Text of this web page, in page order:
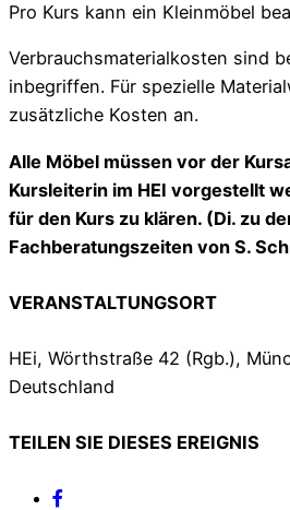
Pro Kurs kann ein Kleinmöbel
Verbrauchsmaterialkosten sind
inbegriffen. Für spezielle
zusätzliche Kosten an.
Alle Möbel müssen vor der
Kursleiterin im HEI vorgestellt
für den Kurs zu klären. (Di. zu
Fachberatungszeiten von S.
VERANSTALTUNGSORT
HEi, Wörthstraße 42 (Rgb.),
Deutschland
TEILEN SIE DIESES EREIGNIS